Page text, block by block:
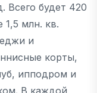
Всего будет 420
млн. кв.
и
корты,
ипподром и
В каждой